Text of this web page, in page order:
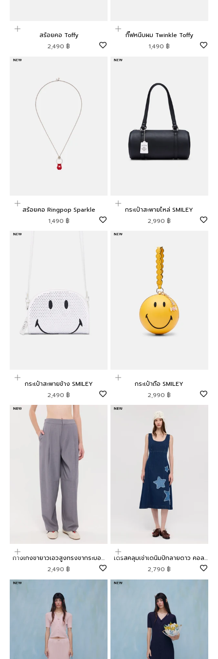
เพิ่มลงในตะกร้าสินค้า
สร้อยคอ Toffy
ราคาโปรโมชัน
2,490 ฿
เพิ่มลงในตะกร้าสินค้า
กิ๊ฟหนีบผม Twinkle Toffy
ราคาโปรโมชัน
1,490 ฿
เพิ่มลงในตะกร้าสินค้า
สร้อยคอ Ringpop Sparkle
ราคาโปรโมชัน
1,490 ฿
เพิ่มลงในตะกร้าสินค้า
กระเป๋าสะพายไหล่ SMILEY
ราคาโปรโมชัน
2,990 ฿
เพิ่มลงในตะกร้าสินค้า
กระเป๋าสะพายข้าง SMILEY
ราคาโปรโมชัน
2,490 ฿
เพิ่มลงในตะกร้าสินค้า
กระเป๋าถือ SMILEY
ราคาโปรโมชัน
2,990 ฿
เลือกตัวเลือก
กางเกงขายาวเอวสูงทรงขากระบอก
คอลเลกชัน Mild Moment
ราคาโปรโมชัน
2,490 ฿
เลือกตัวเลือก
เดรสคลุมเข่าเดนิมปักลายดาว คอล
เลกชัน Mild Moment
ราคาโปรโมชัน
2,790 ฿